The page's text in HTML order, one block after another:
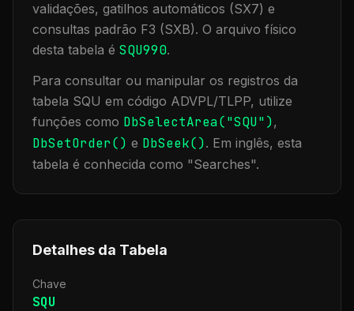
validações, gatilhos automáticos (SX7) e
consultas padrão F3 (SXB). O arquivo físico
desta tabela é SQU990.
Para consultar ou manipular os registros da
tabela SQU em código ADVPL/TLPP, utilize
funções como DbSelectArea("SQU"),
DbSetOrder() e DbSeek(). Em inglês, esta
tabela é conhecida como "Searches".
Detalhes da Tabela
Chave
SQU